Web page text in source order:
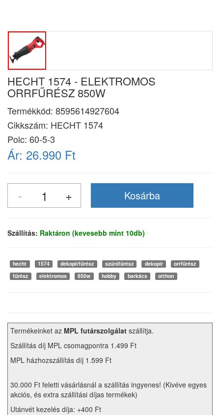
HECHT 1574 - ELEKTROMOS
ORRFŰRÉSZ 850W
Termékkód: 8595614927604
Cikkszám: HECHT 1574
Polc: 60-5-3
Ár: 26.990 Ft
Szállítás: Raktáron (kevesebb mint 10db)
hecht 1574 dekopírfűrész szúrófűrész dekopir
orrfűrész
fűrész
elektromos 850w hobby barkács otthon
Termékeinket az MPL futárszolgálat szállítja.
Szállítás díj MPL csomagpontra 1.499 Ft
MPL házhozszállítás díj 1.599 Ft
30.000 Ft feletti vásárlásnál a szállítás ingyenes! (Kivéve egyes
akciós, és extra szállítási díjas termékek)
Utánvét kezelés díja: +400 Ft